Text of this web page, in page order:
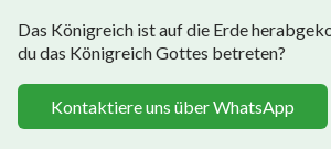
Das Königreich ist auf die Erde
du das Königreich Gottes betreten?
Kontaktiere uns über WhatsApp